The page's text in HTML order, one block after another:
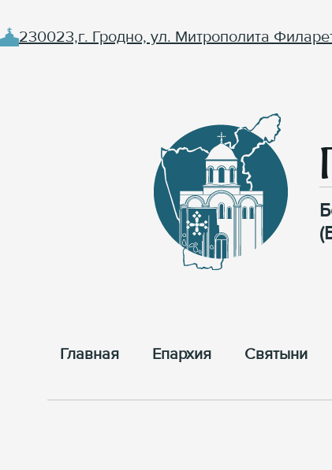
230023,г. Гродно, ул. Митрополита
Главная Епархия Cвятыни